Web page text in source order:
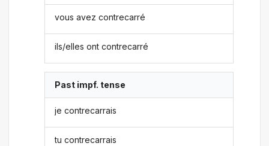
vous avez contrecarré
ils/elles ont contrecarré
Past impf. tense
je contrecarrais
tu contrecarrais